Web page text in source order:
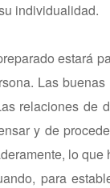
individualidad.
estará
Las
relaciones de
y de
lo
para